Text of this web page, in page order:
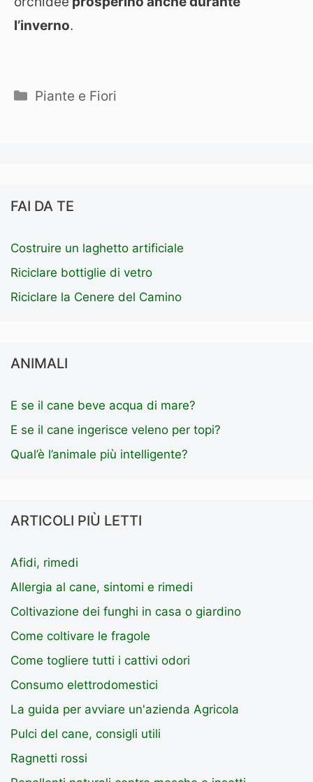
l’inverno.
Categorie
Piante e Fiori
FAI DA TE
Costruire un laghetto artificiale
Riciclare bottiglie di vetro
Riciclare la Cenere del Camino
ANIMALI
E se il cane beve acqua di mare?
E se il cane ingerisce veleno per topi?
Qual’è l’animale più intelligente?
ARTICOLI PIÙ LETTI
Afidi, rimedi
Allergia al cane, sintomi e rimedi
Coltivazione dei funghi in casa o giardino
Come coltivare le fragole
Come togliere tutti i cattivi odori
Consumo elettrodomestici
La guida per avviare un'azienda Agricola
Pulci del cane, consigli utili
Ragnetti rossi